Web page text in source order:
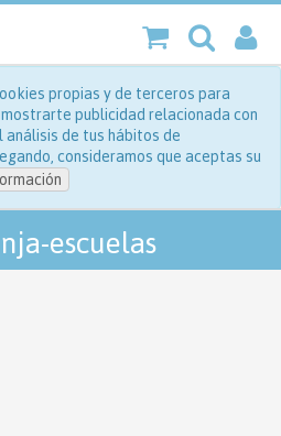
propias y de terceros para
publicidad relacionada con
de tus hábitos de
consideramos que aceptas su
escuelas